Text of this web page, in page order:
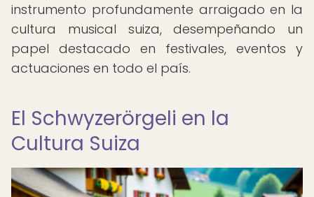
instrumento profundamente arraigado en la
cultura musical suiza, desempeñando un
papel destacado en festivales, eventos y
actuaciones en todo el país.
El Schwyzerörgeli en la
Cultura Suiza